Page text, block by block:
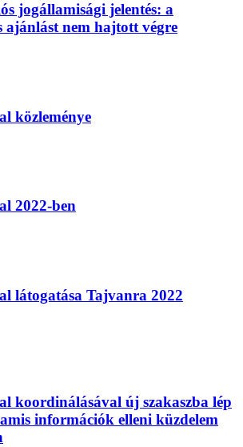
jogállamisági jelentés: a
ajánlást nem hajtott végre
közleménye
2022-ben
látogatása Tajvanra 2022
koordinálásával új szakaszba lép
információk elleni küzdelem